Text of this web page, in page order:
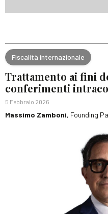
Fiscalità internazionale
Trattamento ai fini
conferimenti
5 Febbraio 2026
Massimo Zamboni, Founding